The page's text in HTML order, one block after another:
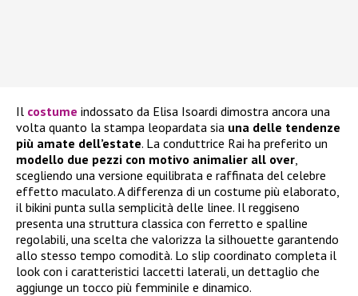
Il costume indossato da Elisa Isoardi dimostra ancora una
volta quanto la stampa leopardata sia una delle tendenze
più amate dell’estate. La conduttrice Rai ha preferito un
modello due pezzi con motivo animalier all over,
scegliendo una versione equilibrata e raffinata del celebre
effetto maculato. A differenza di un costume più elaborato,
il bikini punta sulla semplicità delle linee. Il reggiseno
presenta una struttura classica con ferretto e spalline
regolabili, una scelta che valorizza la silhouette garantendo
allo stesso tempo comodità. Lo slip coordinato completa il
look con i caratteristici laccetti laterali, un dettaglio che
aggiunge un tocco più femminile e dinamico.